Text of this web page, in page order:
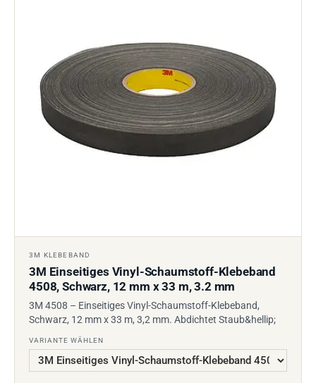
3M KLEBEBAND
3M Einseitiges Vinyl-Schaumstoff-Klebeband
4508, Schwarz, 12 mm x 33 m, 3.2 mm
3M 4508 – Einseitiges Vinyl-Schaumstoff-Klebeband,
Schwarz, 12 mm x 33 m, 3,2 mm. Abdichtet Staub&hellip;
VARIANTE WÄHLEN